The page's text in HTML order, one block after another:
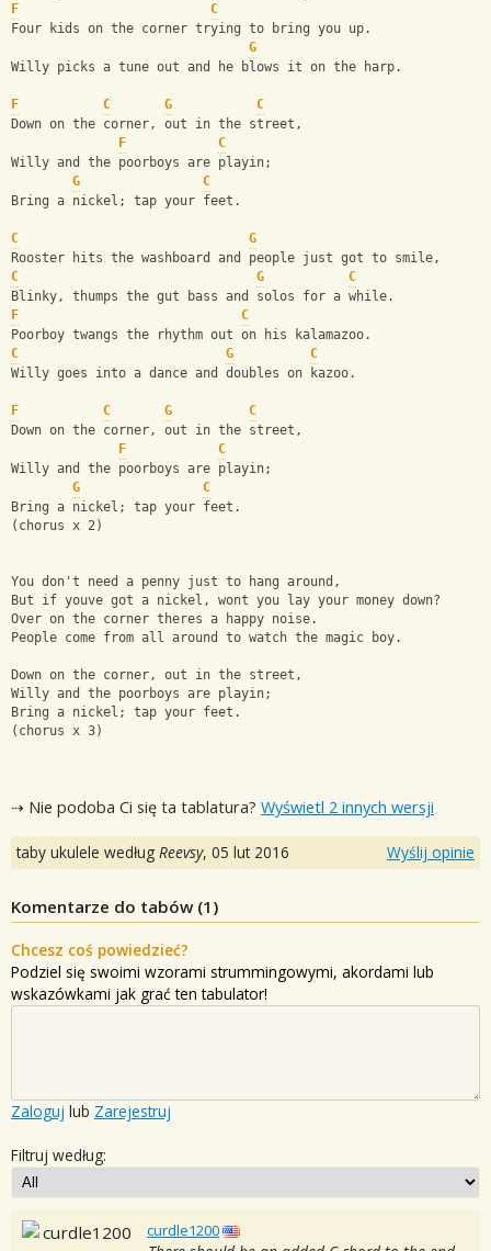
F
C
Four kids on the corner trying to bring you up.
G
Willy picks a tune out and he blows it on the harp.
F C G
C
Down on the corner, out in the street,
F
C
Willy and the poorboys are playin;
G
C
Bring a nickel; tap your feet.
C
G
Rooster hits the washboard and people just got to smile,
C
G
C
Blinky, thumps the gut bass and solos for a while.
F
C
Poorboy twangs the rhythm out on his kalamazoo.
C
G
C
Willy goes into a dance and doubles on kazoo.
F C G
C
Down on the corner, out in the street,
F
C
Willy and the poorboys are playin;
G
C
Bring a nickel; tap your feet.
(chorus x 2)
You don't need a penny just to hang around,
But if youve got a nickel, wont you lay your money down?
Over on the corner theres a happy noise.
People come from all around to watch the magic boy.
Down on the corner, out in the street,
Willy and the poorboys are playin;
Bring a nickel; tap your feet.
(chorus x 3)
⇢ Nie podoba Ci się ta tablatura? Wyświetl 2 innych wersji
taby ukulele według Reevsy, 05 lut 2016 Wyślij opinie
Komentarze do tabów (1 )
Chcesz coś powiedzieć?
Podziel się swoimi wzorami strummingowymi, akordami lub
wskazówkami jak grać ten tabulator!
Zaloguj lub Zarejestruj
Filtruj według:
curdle1200